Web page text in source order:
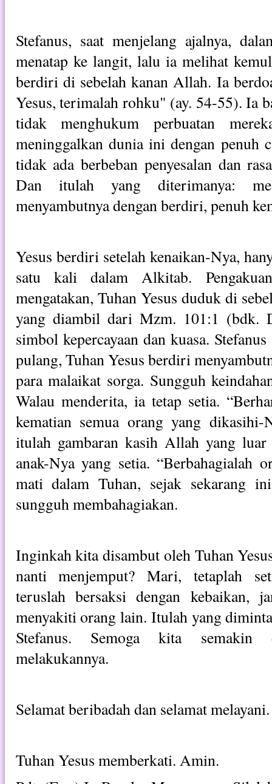
Stefanus, saat menjelang ajalnya,
menatap ke langit, lalu ia melihat
berdiri di sebelah kanan Allah. Ia
Yesus, terimalah rohku" (ay. 54-55). Ia
tidak menghukum perbuatan
meninggalkan dunia ini dengan penuh
tidak ada berbeban penyesalan dan
Dan itulah yang diterimanya:
menyambutnya dengan berdiri, penuh
Yesus berdiri setelah kenaikan-Nya,
satu kali dalam Alkitab.
mengatakan, Tuhan Yesus duduk di
yang diambil dari Mzm. 101:1 (bdk.
simbol kepercayaan dan kuasa.
pulang, Tuhan Yesus berdiri
para malaikat sorga. Sungguh
Walau menderita, ia tetap setia.
kematian semua orang yang
itulah gambaran kasih Allah yang
anak-Nya yang setia. “Berbahagialah
mati dalam Tuhan, sejak sekarang
sungguh membahagiakan.
Inginkah kita disambut oleh Tuhan
nanti menjemput? Mari, tetaplah
teruslah bersaksi dengan kebaikan,
menyakiti orang lain. Itulah yang
Stefanus. Semoga kita semakin
melakukannya.
Selamat beribadah dan selamat melayani.
Tuhan Yesus memberkati. Amin.